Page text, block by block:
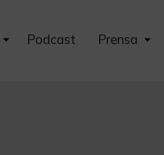
ExpandPodcast Prensa